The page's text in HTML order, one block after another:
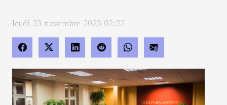
Jeudi 23 novembre 2023 02:22